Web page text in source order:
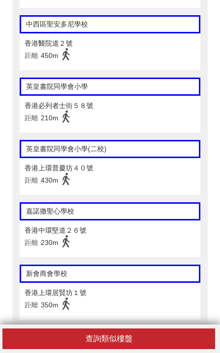
查詢類似樓盤
中西區聖安多尼學校
香港醫院道２號
距離 450m
英皇書院同學會小學
香港必列者士街５８號
距離 210m
英皇書院同學會小學(二校)
香港上環普慶坊４０號
距離 430m
嘉諾撒聖心學校
香港中環堅道２６號
距離 230m
新會商會學校
香港上環居賢坊１號
距離 350m